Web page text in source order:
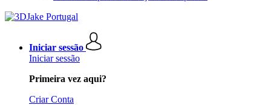
Iniciar sessão
Iniciar sessão
Primeira vez aqui?
Criar Conta